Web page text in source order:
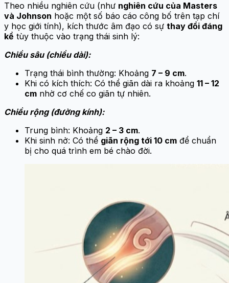
Theo nhiều nghiên cứu (như nghiên cứu của Masters
và Johnson hoặc một số báo cáo công bố trên tạp chí
y học giới tính), kích thước âm đạo có sự thay đổi đáng
kể tùy thuộc vào trạng thái sinh lý:
Chiều sâu (chiều dài):
Trạng thái bình thường: Khoảng 7 – 9 cm.
Khi có kích thích: Có thể giãn dài ra khoảng 11 – 12
cm nhờ cơ chế co giãn tự nhiên.
Chiều rộng (đường kính):
Trung bình: Khoảng 2 – 3 cm.
Khi sinh nở: Có thể giãn rộng tới 10 cm để chuẩn
bị cho quá trình em bé chào đời.